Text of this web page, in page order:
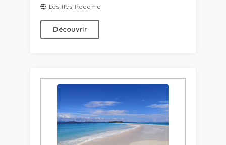
Les îles Radama
Découvrir